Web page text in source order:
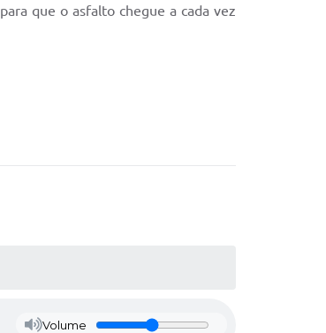
que o asfalto chegue a cada vez
Volume